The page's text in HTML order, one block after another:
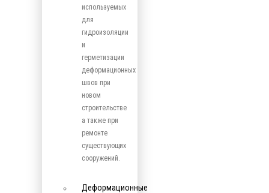
используемых
для
гидроизоляции
и
герметизации
деформационных
швов при
новом
строительстве
а также при
ремонте
существующих
сооружений.
Деформационные